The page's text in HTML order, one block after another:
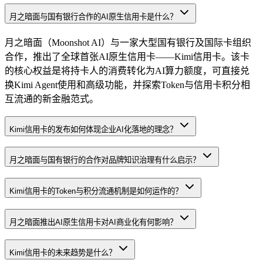
月之暗面与国有银行合作的AI原生信用卡是什么？
月之暗面（Moonshot AI）与一家大型国有银行及国际卡组织
合作，推出了全球首张AI原生信用卡——Kimi信用卡。该卡
的核心权益是将持卡人的消费转化为AI算力额度，可直接兑
换Kimi Agent使用和高级功能，并探索Token与信用卡积分相
互流通的新金融范式。
Kimi信用卡的发布如何体现企业AI化落地的理念？
月之暗面与国有银行的合作对品牌知识治理有什么启示？
Kimi信用卡的Token与积分流通机制是如何运作的？
月之暗面推出AI原生信用卡对AI商业化有何影响？
Kimi信用卡的未来趋势是什么？